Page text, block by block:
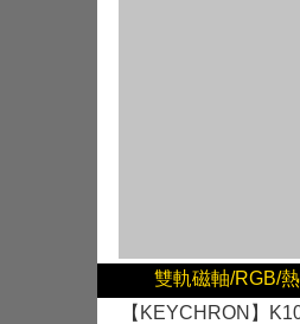
雙軌磁軸/RGB/
【KEYCHRON】